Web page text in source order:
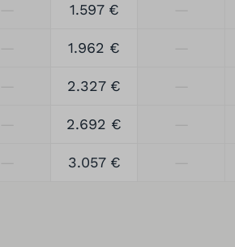
1.597 €
1.962 €
2.327 €
2.692 €
3.057 €